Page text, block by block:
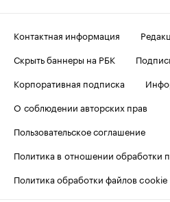
Контактная информация
Скрыть баннеры на РБК
Корпоративная подписка
О соблюдении авторских прав
Пользовательское соглашение
Политика в отношении обработки
Политика обработки файлов cookie